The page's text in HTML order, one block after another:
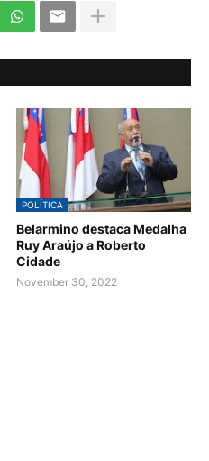
POLÍTICA
Belarmino destaca Medalha
Ruy Araújo a Roberto
Cidade
November 30, 2022